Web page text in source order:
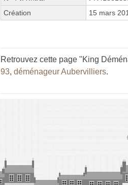
Création
15 mars
Retrouvez cette page "King
93, déménageur Aubervilliers.